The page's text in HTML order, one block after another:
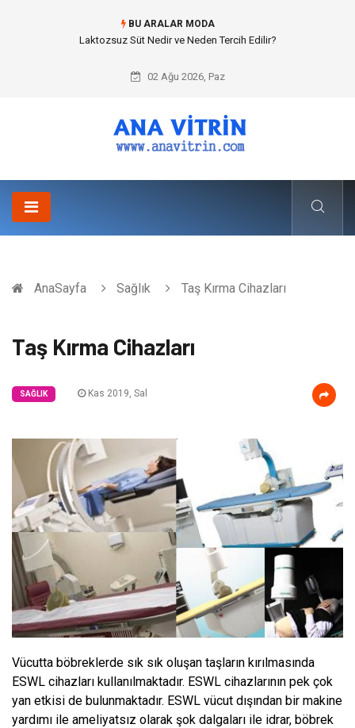
BU ARALAR MODA
Laktozsuz Süt Nedir ve Neden Tercih Edilir?
02 Ağu 2026, Paz
AnaSayfa Sağlık Taş Kırma Cihazları
Taş Kırma Cihazları
SAĞLIK Kas 2019, Sal
Vücutta böbreklerde sık sık oluşan taşların kırılmasında
ESWL cihazları kullanılmaktadır. ESWL cihazlarının pek çok
yan etkisi de bulunmaktadır. ESWL vücut dışından bir makine
yardımı ile ameliyatsız olarak şok dalgaları ile idrar, böbrek